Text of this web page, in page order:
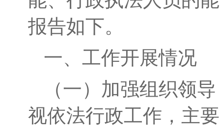
报告如下。
一、工作开展情况
（一）加强组织领
视依法行政工作，主